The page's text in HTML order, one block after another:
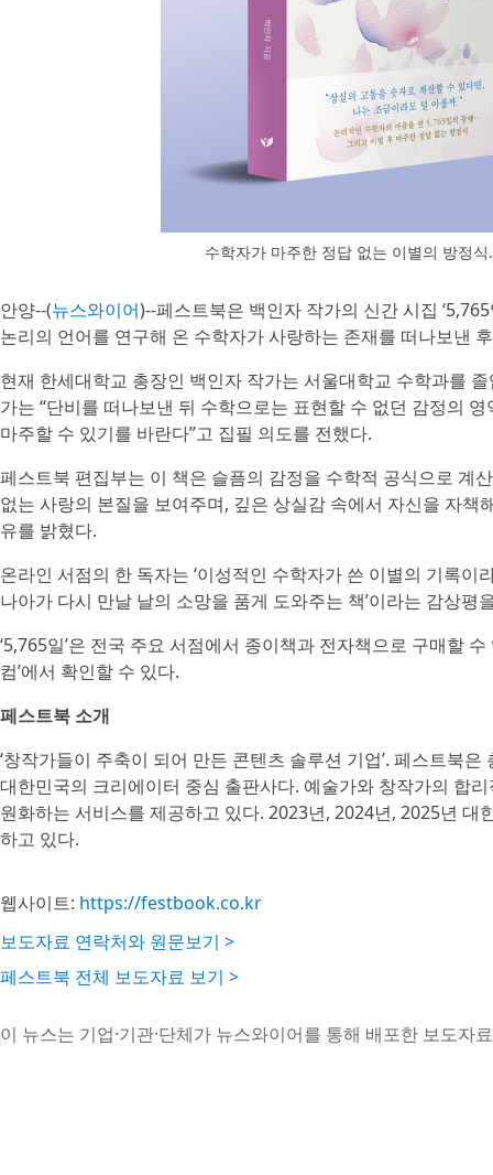
수학자가 마주한 정답 없는 이별의 방정
안양--(뉴스와이어)--페스트북은 백인자 작가의 신간 시집
논리의 언어를 연구해 온 수학자가 사랑하는 존재를 떠나보낸
현재 한세대학교 총장인 백인자 작가는 서울대학교 수학과를
가는 “단비를 떠나보낸 뒤 수학으로는 표현할 수 없던 감정의
마주할 수 있기를 바란다”고 집필 의도를 전했다.
페스트북 편집부는 이 책은 슬픔의 감정을 수학적 공식으로 계
없는 사랑의 본질을 보여주며, 깊은 상실감 속에서 자신을 자
유를 밝혔다.
온라인 서점의 한 독자는 ‘이성적인 수학자가 쓴 이별의 기록
나아가 다시 만날 날의 소망을 품게 도와주는 책’이라는 감상평
‘5,765일’은 전국 주요 서점에서 종이책과 전자책으로 구매할
컴’에서 확인할 수 있다.
페스트북 소개
‘창작가들이 주축이 되어 만든 콘텐츠 솔루션 기업’. 페스트북
대한민국의 크리에이터 중심 출판사다. 예술가와 창작가의 합
원화하는 서비스를 제공하고 있다. 2023년, 2024년, 2025년
하고 있다.
웹사이트: https://festbook.co.kr
보도자료 연락처와 원문보기 >
페스트북 전체 보도자료 보기 >
이 뉴스는 기업·기관·단체가 뉴스와이어를 통해 배포한 보도자